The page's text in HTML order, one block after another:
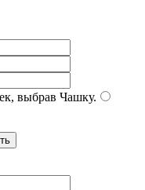
выбрав Чашку.